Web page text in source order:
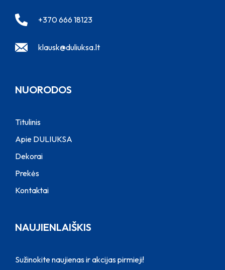
+370 666 18123
klausk@duliuksa.lt
NUORODOS
Titulinis
Apie DULIUKSA
Dekorai
Prekės
Kontaktai
NAUJIENLAIŠKIS
Sužinokite naujienas ir akcijas pirmieji!